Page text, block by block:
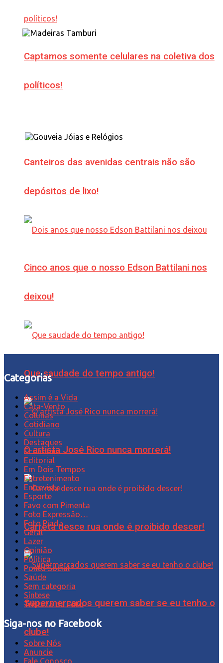
Captamos somente celulares na coletiva dos
políticos!
Canteiros das avenidas centrais não são
depósitos de lixo!
Cinco anos que o nosso Edson Battilani nos
deixou!
Que saudade do tempo antigo!
O artista José Rico nunca morrerá!
Carreta desce rua onde é proibido descer!
Supermercados querem saber se eu tenho o
clube!
Categorias
Assim é a Vida
Cata-Vento
Colunas
Cotidiano
Cultura
Destaques
Economia
Editorial
Em Dois Tempos
Entretenimento
Entrevista
Esporte
Favo com Pimenta
Foto Expressão…
Foto Piada
Geral
Lazer
Opinião
Política
Ponto Social
Saúde
Sem categoria
Síntese
Tristeza da Foto
Siga-nos no Facebook
Sobre Nós
Anuncie
Fale Conosco